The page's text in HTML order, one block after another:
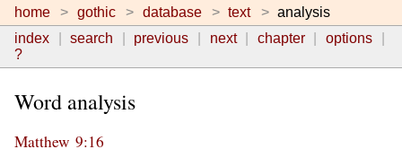
home gothic database text
analysis
index
search previous next chapter
options
?
Word analysis
Matthew 9:16